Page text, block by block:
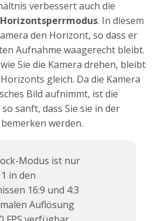
verbessert auch die
Horizontsperrmodus. In diesem
den Horizont, so dass er
Aufnahme waagerecht bleibt.
Sie die Kamera drehen, bleibt
gleich. Da die Kamera
Bild aufnimmt, ist die
sanft, dass Sie sie in der
werden.
Modus ist nur
in den
16:9 und 4:3
Auflösung